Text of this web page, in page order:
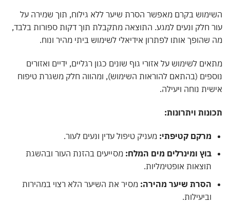
השימוש בקרם מאפשר הסרת שיער ללא גילוח, תוך שמירה על
עור חלק ונעים למגע. התוצאה מתקבלת תוך דקות ספורות בלבד,
מה שהופך אותו לפתרון אידיאלי לשימוש ביתי מהיר ונוח.
מתאים לשימוש על אזורי גוף שונים כגון רגליים, ידיים ואזורים
נוספים (בהתאם להוראות השימוש), ומהווה חלק משגרת טיפוח
אישית נוחה ויעילה.
תכונות ויתרונות:
מרקם קטיפתי: מעניק טיפול עדין ונעים לעור.
בוץ ומינרלים מים המלח: מסייעים בהזנת העור ובהשגת
תוצאות אופטימליות.
הסרת שיער מהירה: מסיר את השיער הלא רצוי במהירות
וביעילות.